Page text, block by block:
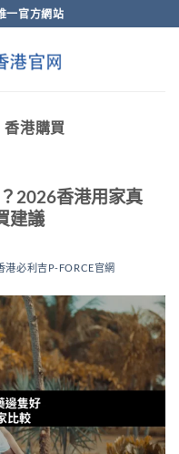
一官方網站
香港購買
2026香港用家真
建議
港必利吉P-FORCE官網